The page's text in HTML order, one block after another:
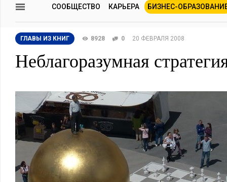
СООБЩЕСТВО КАРЬЕРА БИЗНЕС-
ГЛАВЫ ИЗ КНИГ 8928 0 20 ФЕВРАЛЯ 2008
Неблагоразумная